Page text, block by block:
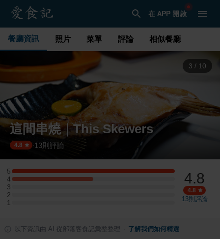
在 APP 開啟
餐廳資訊 照片 菜單 評論 相似餐廳
3 / 10
這間串燒｜This Skewers
4.8 ·13則評論
5
5 星：6 則評論
4
4 星：3 則評論
3
3 星：0 則評論
2
2 星：0 則評論
1
1 星：0 則評論
4.8
4.8
13則評論
以下資訊由 AI 從部落客食記彙整整理 了解我們如何精選